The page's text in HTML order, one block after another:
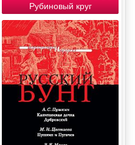
Рубиновый круг